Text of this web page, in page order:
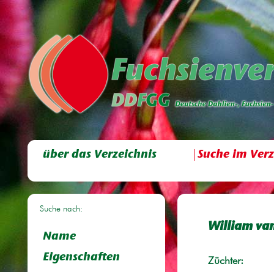
über das Verzeichnis Suche im
Suche nach:
Name
Eigenschaften
William
Züchter: